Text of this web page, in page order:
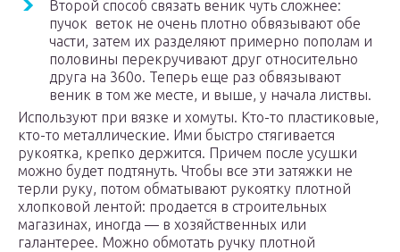
Второй способ связать веник чуть сложнее:
пучок веток не очень плотно обвязывают обе
части, затем их разделяют примерно пополам и
половины перекручивают друг относительно
друга на 360о. Теперь еще раз обвязывают
веник в том же месте, и выше, у начала листвы.
Используют при вязке и хомуты. Кто-то пластиковые,
кто-то металлические. Ими быстро стягивается
рукоятка, крепко держится. Причем после усушки
можно будет подтянуть. Чтобы все эти затяжки не
терли руку, потом обматывают рукоятку плотной
хлопковой лентой: продается в строительных
магазинах, иногда — в хозяйственных или
галантерее. Можно обмотать ручку плотной